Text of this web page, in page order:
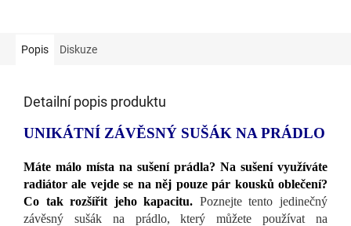
Popis Diskuze
Detailní popis produktu
UNIKÁTNÍ ZÁVĚSNÝ SUŠÁK NA PRÁDLO
Máte málo místa na sušení prádla? Na sušení využíváte
radiátor ale vejde se na něj pouze pár kousků oblečení?
Co tak rozšířit jeho kapacitu. Poznejte tento jedinečný
závěsný sušák na prádlo, který můžete používat na